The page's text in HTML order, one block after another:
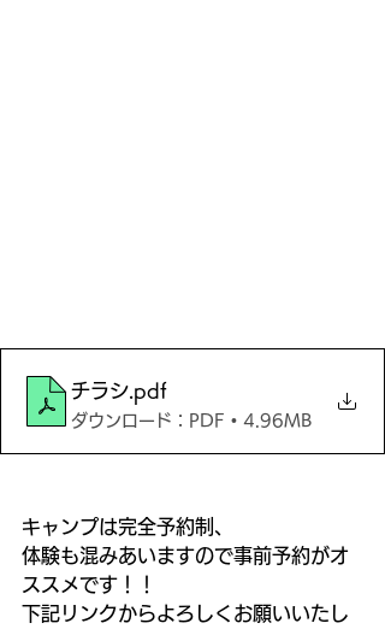
チラシ.pdf
ダウンロード：PDF • 4.96MB
キャンプは完全予約制、
体験も混みあいますので事前予約がオ
ススメです！！
下記リンクからよろしくお願いいたし